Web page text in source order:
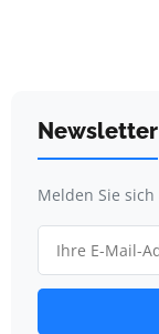
Newsletter
Melden Sie